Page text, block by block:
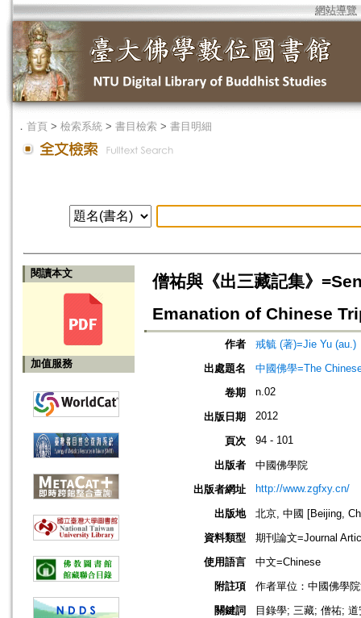
網站導覽
． 首頁 > 檢索系統 > 書目檢索 > 書目明細
閱讀本文
加值服務
僧祐與《出三藏記集》
Emanation of Chinese
作者
戒毓 (著)=Jie Yu (au.)
出處題名
中國佛學=The
卷期
n.02
出版日期 2012
頁次 94 - 101
出版者
中國佛學院
出版者網址
http://www.zgfxy.cn/
出版地
北京, 中國 [Beijing,
資料類型
期刊論文=Journal
使用語言
中文=Chinese
附註項
作者單位：中國佛學
關鍵詞
目錄學; 三藏; 僧祐;